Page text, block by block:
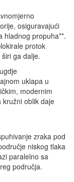
osiguravajući
hladnog propuha**.
protok
ga dalje.
uklapa u
modernim
kružni oblik daje
zraka pod
niskog tlaka
paralelno sa
područja.